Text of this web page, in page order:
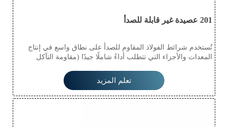
201 عصيدة غير قابلة للصدأ
تُستخدم شرائط الفولاذ المقاوم للصدأ على نطاق واسع في إنتاج
المعدات والأجزاء التي تتطلب أداءً شاملًا جيدًا (مقاومة التآكل
الكيميائية، والطاقة النووية، والمواد الخارجية، ومواد البناء، وأجزاء
السيارات (خزان النصف سائل)، والأجهزة الطبية، وصناعة الألياف
وأجزاء السفن، إلخ.
تعلم المزيد